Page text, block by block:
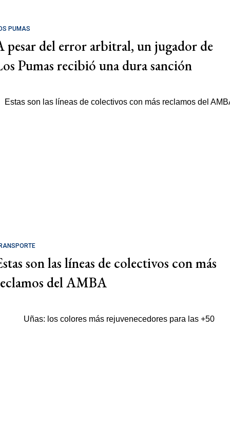
PUMAS
pesar del error arbitral, un jugador de
Pumas recibió una dura sanción
son las líneas de colectivos con más
del AMBA